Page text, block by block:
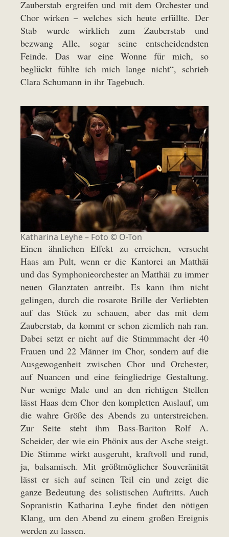
Zauberstab ergreifen und mit dem Orchester und
Chor wirken – welches sich heute erfüllte. Der
Stab wurde wirklich zum Zauberstab und
bezwang Alle, sogar seine entscheidendsten
Feinde. Das war eine Wonne für mich, so
beglückt fühlte ich mich lange nicht“, schrieb
Clara Schumann in ihr Tagebuch.
Katharina Leyhe – Foto © O-Ton
Einen ähnlichen Effekt zu erreichen, versucht
Haas am Pult, wenn er die Kantorei an Matthäi
und das Symphonieorchester an Matthäi zu immer
neuen Glanztaten antreibt. Es kann ihm nicht
gelingen, durch die rosarote Brille der Verliebten
auf das Stück zu schauen, aber das mit dem
Zauberstab, da kommt er schon ziemlich nah ran.
Dabei setzt er nicht auf die Stimmmacht der 40
Frauen und 22 Männer im Chor, sondern auf die
Ausgewogenheit zwischen Chor und Orchester,
auf Nuancen und eine feingliedrige Gestaltung.
Nur wenige Male und an den richtigen Stellen
lässt Haas dem Chor den kompletten Auslauf, um
die wahre Größe des Abends zu unterstreichen.
Zur Seite steht ihm Bass-Bariton Rolf A.
Scheider, der wie ein Phönix aus der Asche steigt.
Die Stimme wirkt ausgeruht, kraftvoll und rund,
ja, balsamisch. Mit größtmöglicher Souveränität
lässt er sich auf seinen Teil ein und zeigt die
ganze Bedeutung des solistischen Auftritts. Auch
Sopranistin Katharina Leyhe findet den nötigen
Klang, um den Abend zu einem großen Ereignis
werden zu lassen.